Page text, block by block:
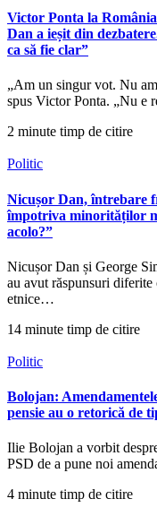
Victor Ponta la
Dan a ieșit din
ca să fie clar”
„Am un singur vot. Nu
spus Victor Ponta. „Nu e
2 minute timp de citire
Politic
Nicușor Dan, întrebare
împotriva minorităților
acolo?”
Nicușor Dan și George
au avut răspunsuri
etnice…
14 minute timp de citire
Politic
Bolojan:
pensie au o retorică de
Ilie Bolojan a vorbit
PSD de a pune noi
4 minute timp de citire